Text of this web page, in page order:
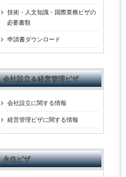
技術・人文知識・国際業務ビザの
必要書類
申請書ダウンロード
会社設立＆経営管理ビザ
会社設立に関する情報
経営管理ビザに関する情報
永住ビザ